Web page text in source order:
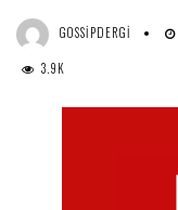
GOSSIPDERGI
3.9K